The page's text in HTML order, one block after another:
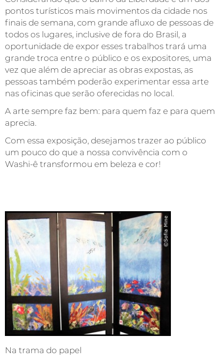
pontos turísticos mais movimentos da cidade nos
finais de semana, com grande afluxo de pessoas de
todos os lugares, inclusive de fora do Brasil, a
oportunidade de expor esses trabalhos trará uma
grande troca entre o público e os expositores, uma
vez que além de apreciar as obras expostas, as
pessoas também poderão experimentar essa arte
nas oficinas que serão oferecidas no local.
A arte sempre faz bem: para quem faz e para quem
aprecia.
Com essa exposição, desejamos trazer ao público
um pouco do que a nossa convivência com o
Washi-ê transformou em beleza e cor!
Na trama do papel